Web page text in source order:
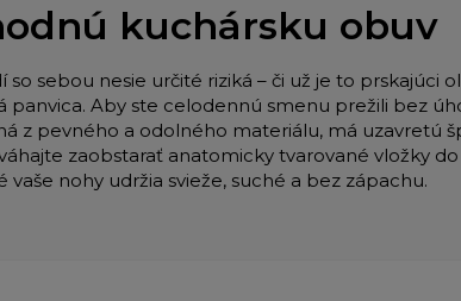
kuchársku obuv
sebou nesie určité riziká – či už je to prskajúci
panvica. Aby ste celodennú smenu prežili bez
z pevného a odolného materiálu, má uzavretú
zaobstarať anatomicky tvarované vložky
nohy udržia svieže, suché a bez zápachu.